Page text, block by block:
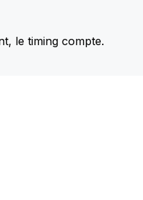
le timing compte.